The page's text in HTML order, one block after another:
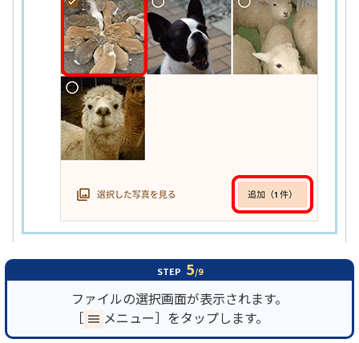
STEP 5/9
ファイルの選択画面が表示されます。
［
メニュー］をタップします。